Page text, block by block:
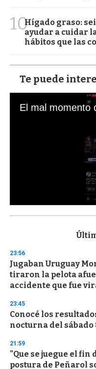
10Hígado graso:
ayudar a cuidar
hábitos que las
Te puede
s
d
s
o
f
3
s
e
c
o
d
s
23:56
Jugaban Uruguay
tiraron la pelota
accidente que fue
23:45
Conocé los
nocturna del sábado
21:59
"Que se juegue el fin
postura de Peñarol